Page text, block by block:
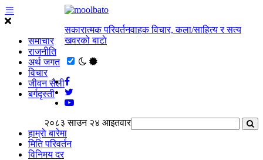
समाचार
राजनीति
अर्थ जगत
विचार
जीवन सैली
बर्गदृस्ती
सकारात्मक परिवर्तनवाहक विचार, कला/साहित्य र सत्य
खवरको बाटाे
२०८३ साउन २४ आइतवार
हाम्राे बारेमा
मिति परिवर्तन
विनिमय दर